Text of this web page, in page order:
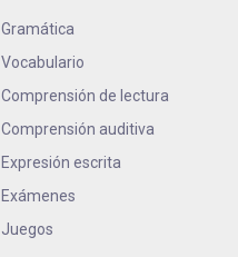
Gramática
Vocabulario
Comprensión de lectura
Comprensión auditiva
Expresión escrita
Exámenes
Juegos